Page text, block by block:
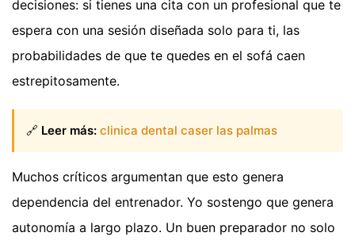
decisiones: si tienes una cita con un profesional que te
espera con una sesión diseñada solo para ti, las
probabilidades de que te quedes en el sofá caen
estrepitosamente.
🔗 Leer más: clinica dental caser las palmas
Muchos críticos argumentan que esto genera
dependencia del entrenador. Yo sostengo que genera
autonomía a largo plazo. Un buen preparador no solo